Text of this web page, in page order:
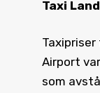
Taxi
Airport
som